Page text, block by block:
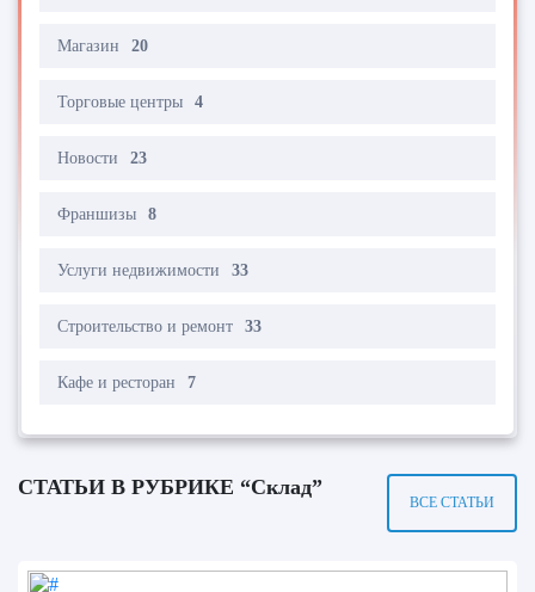
Магазин 20
Торговые центры 4
Новости 23
Франшизы 8
Услуги недвижимости 33
Строительство и ремонт 33
Кафе и ресторан 7
СТАТЬИ В РУБРИКЕ “Склад”
ВСЕ СТАТЬИ